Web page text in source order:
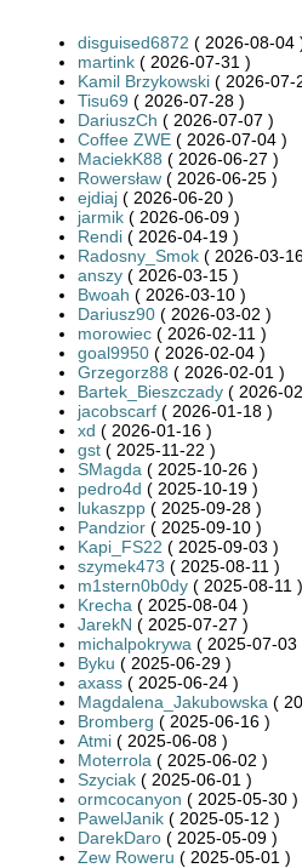
disguised6872 ( 2026-08-04
martink ( 2026-07-31 )
Kamil Brzykowski ( 2026-07-
Tisu69 ( 2026-07-28 )
DariuszCh ( 2026-07-07 )
Coffee ZWE ( 2026-07-04 )
MaciekK88 ( 2026-06-27 )
Rowersław ( 2026-06-25 )
ejdiaj ( 2026-06-20 )
jarmik ( 2026-06-09 )
Rendi ( 2026-04-19 )
Radosny_Smok ( 2026-03-
anszy ( 2026-03-15 )
Bwoah ( 2026-03-10 )
Dariusz90 ( 2026-03-02 )
morowiec ( 2026-02-11 )
goal9950 ( 2026-02-04 )
Grzegorz88 ( 2026-02-01 )
Bartek_Bieszczady ( 2026-
jacobscarf ( 2026-01-18 )
xd ( 2026-01-16 )
gst ( 2025-11-22 )
SMagda ( 2025-10-26 )
pedro4d ( 2025-10-19 )
lukaszpp ( 2025-09-28 )
Pandzior ( 2025-09-10 )
Kapi_FS22 ( 2025-09-03 )
szymek473 ( 2025-08-11 )
m1stern0b0dy ( 2025-08-11 )
Krecha ( 2025-08-04 )
JarekN ( 2025-07-27 )
michalpokrywa ( 2025-07-03
Byku ( 2025-06-29 )
axass ( 2025-06-24 )
Magdalena_Jakubowska (
Bromberg ( 2025-06-16 )
Atmi ( 2025-06-08 )
Moterrola ( 2025-06-02 )
Szyciak ( 2025-06-01 )
ormcocanyon ( 2025-05-30 )
PawelJanik ( 2025-05-12 )
DarekDaro ( 2025-05-09 )
Zew Roweru ( 2025-05-01 )